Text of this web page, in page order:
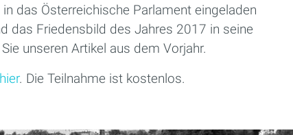
das Österreichische Parlament eingeladen
das Friedensbild des Jahres 2017 in seine
unseren Artikel aus dem Vorjahr.
hier. Die Teilnahme ist kostenlos.